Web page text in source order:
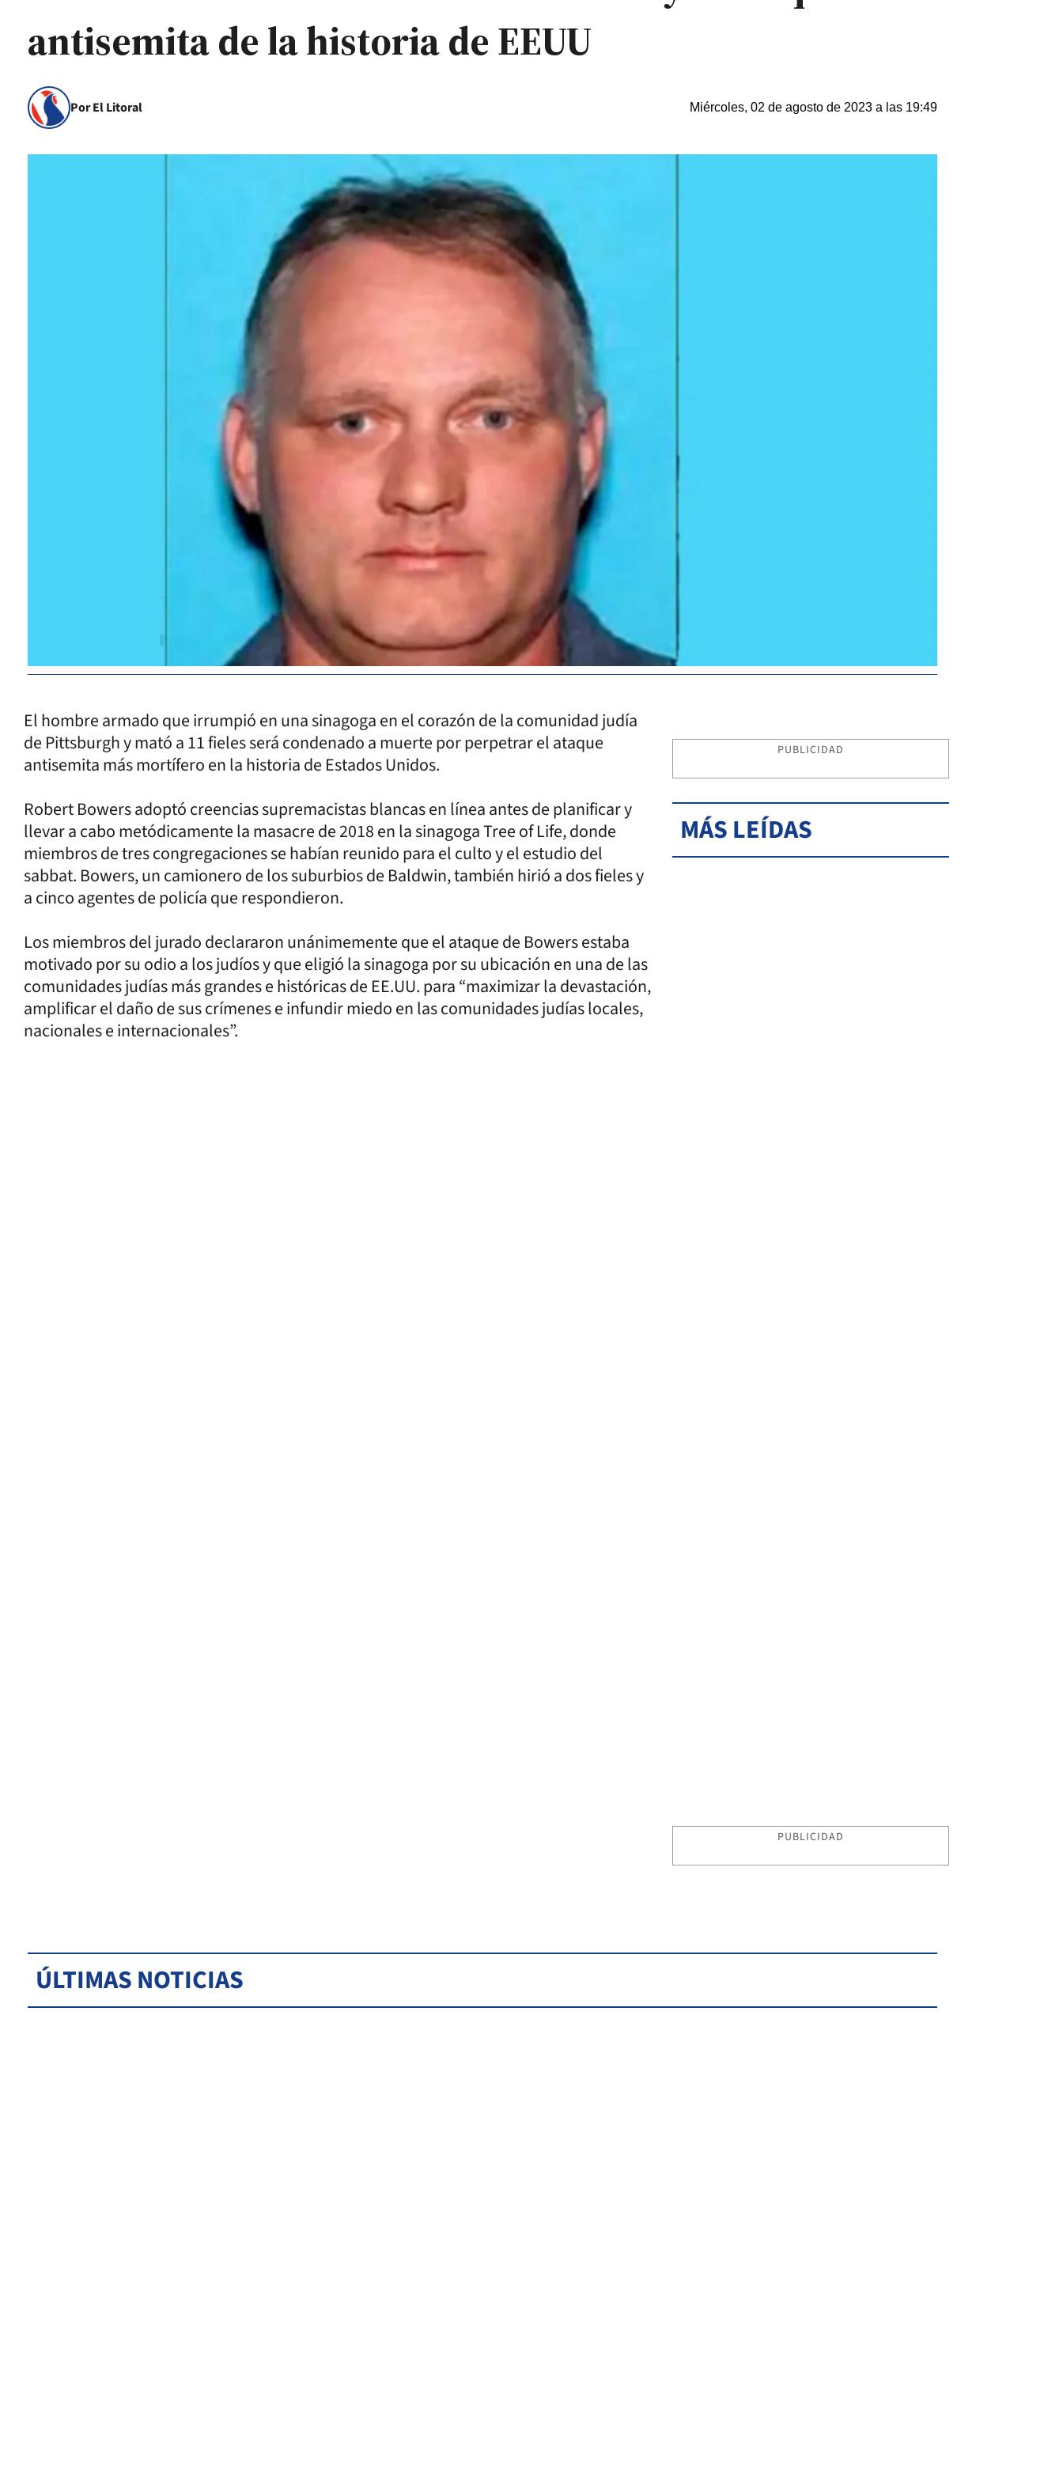
antisemita de la historia de EEUU
Por El Litoral Miércoles, 02 de agosto de 2023 a las 19:49
El hombre armado que irrumpió en una sinagoga en el corazón de la comunidad judía
de Pittsburgh y mató a 11 fieles será condenado a muerte por perpetrar el ataque
antisemita más mortífero en la historia de Estados Unidos.
Robert Bowers adoptó creencias supremacistas blancas en línea antes de planificar y
llevar a cabo metódicamente la masacre de 2018 en la sinagoga Tree of Life, donde
miembros de tres congregaciones se habían reunido para el culto y el estudio del
sabbat. Bowers, un camionero de los suburbios de Baldwin, también hirió a dos fieles y
a cinco agentes de policía que respondieron.
Los miembros del jurado declararon unánimemente que el ataque de Bowers estaba
motivado por su odio a los judíos y que eligió la sinagoga por su ubicación en una de las
comunidades judías más grandes e históricas de EE.UU. para “maximizar la devastación,
amplificar el daño de sus crímenes e infundir miedo en las comunidades judías locales,
nacionales e internacionales”.
PUBLICIDAD
MÁS LEÍDAS
PUBLICIDAD
ÚLTIMAS NOTICIAS